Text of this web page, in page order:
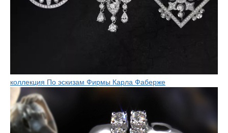
коллекция По эскизам Фирмы Карла Фаберже